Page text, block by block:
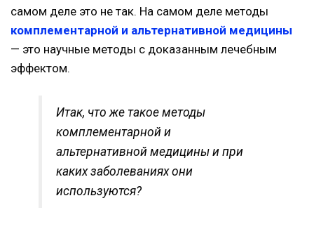
самом деле это не так. На самом деле методы
комплементарной и альтернативной медицины
— это научные методы с доказанным лечебным
эффектом.
Итак, что же такое методы
комплементарной и
альтернативной медицины и при
каких заболеваниях они
используются?